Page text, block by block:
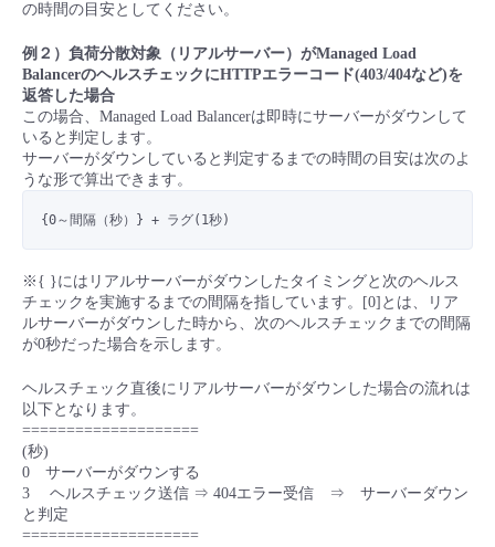
の時間の目安としてください。
例２）負荷分散対象（リアルサーバー）がManaged Load
BalancerのヘルスチェックにHTTPエラーコード(403/404など)を
返答した場合
この場合、Managed Load Balancerは即時にサーバーがダウンして
いると判定します。
サーバーがダウンしていると判定するまでの時間の目安は次のよ
うな形で算出できます。
{0～間隔（秒）} + ラグ(1秒)
※{ }にはリアルサーバーがダウンしたタイミングと次のヘルス
チェックを実施するまでの間隔を指しています。[0]とは、リア
ルサーバーがダウンした時から、次のヘルスチェックまでの間隔
が0秒だった場合を示します。
ヘルスチェック直後にリアルサーバーがダウンした場合の流れは
以下となります。
====================
(秒)
0 サーバーがダウンする
3 ヘルスチェック送信 ⇒ 404エラー受信 ⇒ サーバーダウン
と判定
====================